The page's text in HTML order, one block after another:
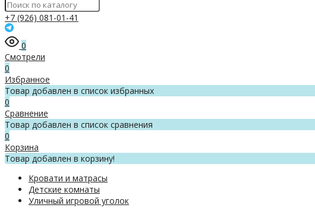
+7 (926) 081-01-41
0
Смотрели
0
Избранное
Товар добавлен в список избранных
0
Сравнение
Товар добавлен в список сравнения
0
Корзина
Товар добавлен в корзину!
Кровати и матрасы
Детские комнаты
Уличный игровой уголок